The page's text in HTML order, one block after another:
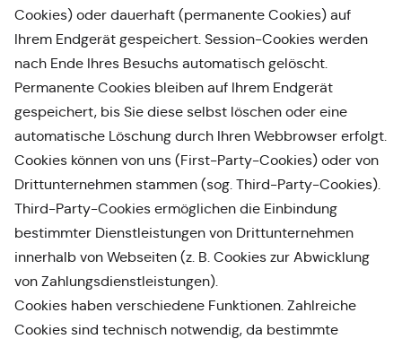
Cookies) oder dauerhaft (permanente Cookies) auf
Ihrem Endgerät gespeichert. Session-Cookies werden
nach Ende Ihres Besuchs automatisch gelöscht.
Permanente Cookies bleiben auf Ihrem Endgerät
gespeichert, bis Sie diese selbst löschen oder eine
automatische Löschung durch Ihren Webbrowser erfolgt.
Cookies können von uns (First-Party-Cookies) oder von
Drittunternehmen stammen (sog. Third-Party-Cookies).
Third-Party-Cookies ermöglichen die Einbindung
bestimmter Dienstleistungen von Drittunternehmen
innerhalb von Webseiten (z. B. Cookies zur Abwicklung
von Zahlungsdienstleistungen).
Cookies haben verschiedene Funktionen. Zahlreiche
Cookies sind technisch notwendig, da bestimmte